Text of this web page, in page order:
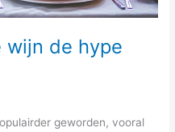
wijn de hype
geworden, vooral